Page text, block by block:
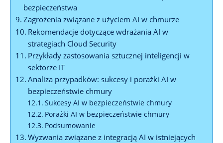
bezpieczeństwa
Zagrożenia związane z użyciem AI ⁤w chmurze
Rekomendacje dotyczące wdrażania ‍AI w
strategiach Cloud⁤ Security
Przykłady ​zastosowania sztucznej inteligencji w​
sektorze⁢ IT
Analiza ⁤przypadków: sukcesy i⁢ porażki AI w
bezpieczeństwie‍ chmury
Sukcesy ⁤AI w bezpieczeństwie ‍chmury
Porażki AI w bezpieczeństwie chmury
Podsumowanie
Wyzwania związane z integracją AI w‌ istniejących